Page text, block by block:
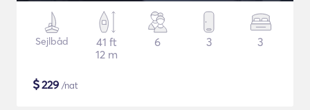
Sejlbåd
41 ft
12 m
6 3 3
$229 /nat